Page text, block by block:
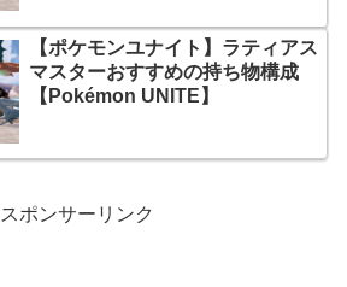
【ポケモンユナイト】ラティアス
マスターおすすめの持ち物構成
【Pokémon UNITE】
スポンサーリンク